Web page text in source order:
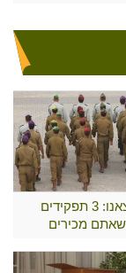
חיפשנו ומצאנו: 3 תפקידים
שאתם מכירים